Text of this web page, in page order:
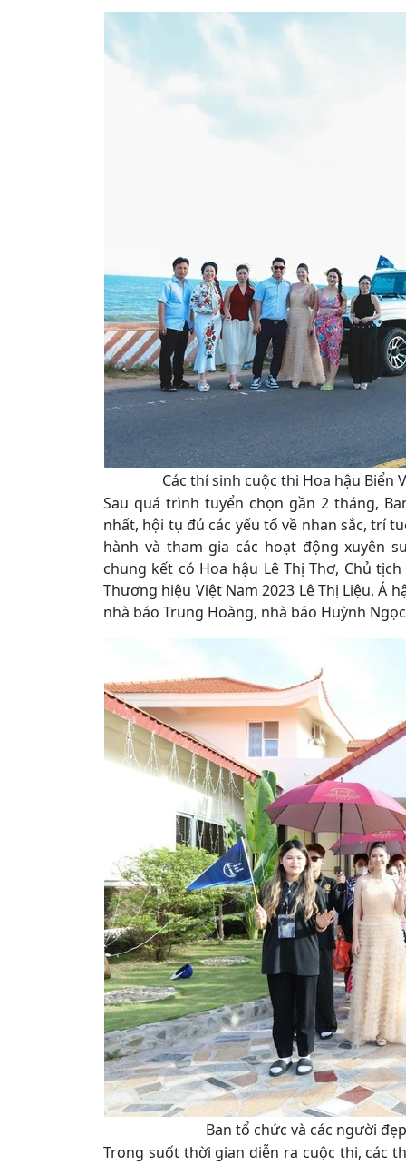
Các thí sinh cuộc thi Hoa hậu Biển
Sau quá trình tuyển chọn gần 2 tháng,
nhất, hội tụ đủ các yếu tố về nhan sắc, trí
hành và tham gia các hoạt động xuyên
chung kết có Hoa hậu Lê Thị Thơ, Chủ
Thương hiệu Việt Nam 2023 Lê Thị Liệu, Á
nhà báo Trung Hoàng, nhà báo Huỳnh
Ban tổ chức và các người
Trong suốt thời gian diễn ra cuộc thi, các